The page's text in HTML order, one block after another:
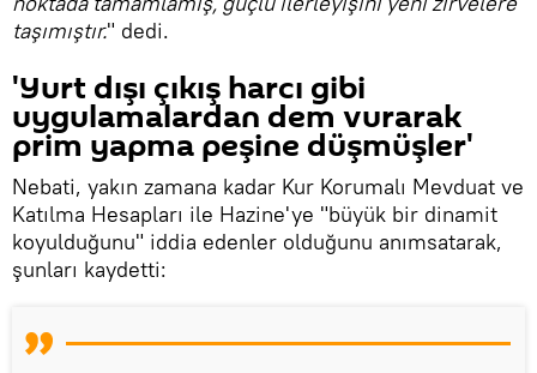
taşımıştır." dedi.
'Yurt dışı çıkış harcı gibi
uygulamalardan dem vurarak
prim yapma peşine düşmüşler'
Nebati, yakın zamana kadar Kur Korumalı Mevduat ve
Katılma Hesapları ile Hazine'ye "büyük bir dinamit
koyulduğunu" iddia edenler olduğunu anımsatarak,
şunları kaydetti: